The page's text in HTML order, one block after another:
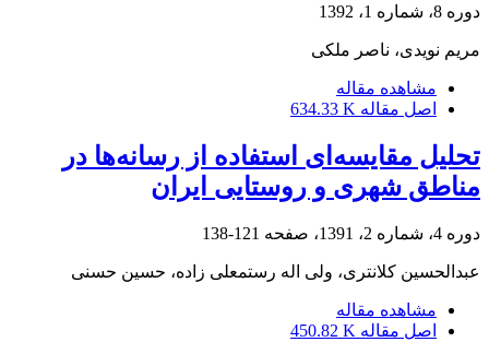
دوره 8، شماره 1، 1392
مریم نویدی، ناصر ملکی
مشاهده مقاله
اصل مقاله 634.33 K
تحلیل مقایسه‌ای استفاده از رسانه‌ها در
مناطق شهری و روستایی ایران
دوره 4، شماره 2، 1391، صفحه 121-138
عبدالحسین کلانتری، ولی اله رستمعلی زاده، حسین حسنی
مشاهده مقاله
اصل مقاله 450.82 K